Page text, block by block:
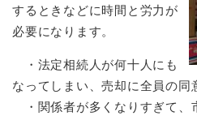
するときなどに時間と労力が
必要になります。
・法定相続人が何十人にも
なってしまい、売却に全員の同
・関係者が多くなりすぎて、